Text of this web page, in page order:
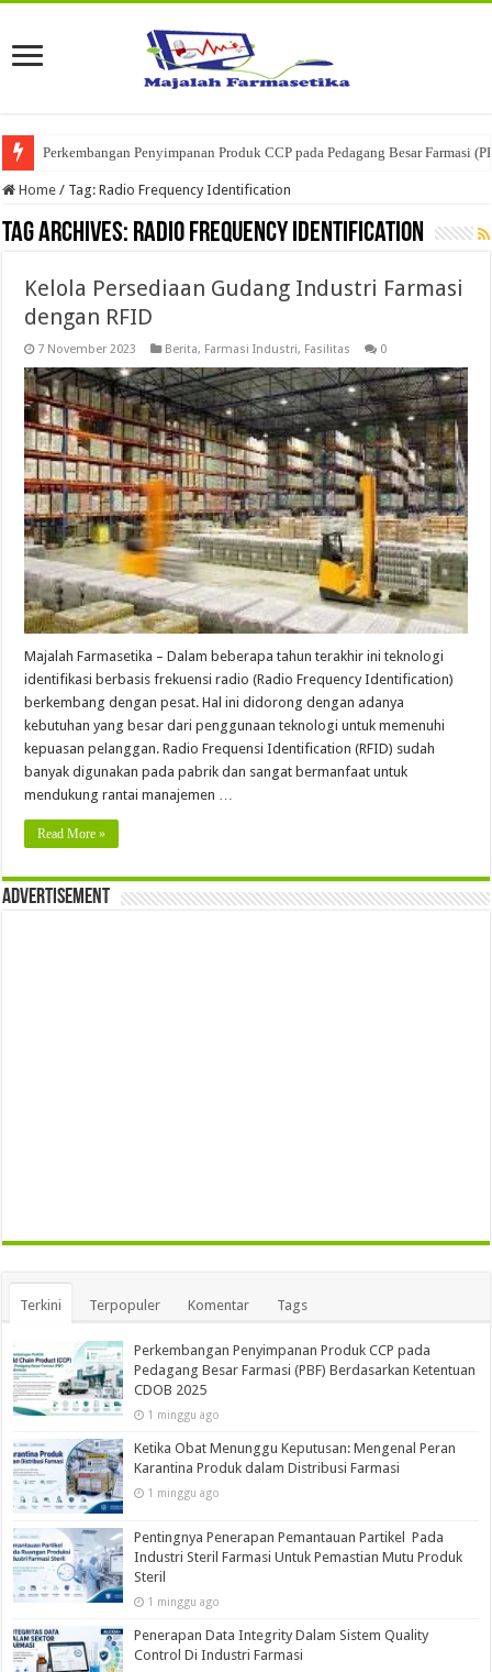
Perkembangan Penyimpanan Produk CCP pada Pedagang Besar Farmasi
Home / Tag:Radio Frequency Identification
Tag Archives: Radio Frequency Identification
Kelola Persediaan Gudang Industri Farmasi
dengan RFID
7 November 2023 Berita, Farmasi Industri, Fasilitas 0
Majalah Farmasetika – Dalam beberapa tahun terakhir ini teknologi
identifikasi berbasis frekuensi radio (Radio Frequency Identification)
berkembang dengan pesat. Hal ini didorong dengan adanya
kebutuhan yang besar dari penggunaan teknologi untuk memenuhi
kepuasan pelanggan. Radio Frequensi Identification (RFID) sudah
banyak digunakan pada pabrik dan sangat bermanfaat untuk
mendukung rantai manajemen …
Read More »
Advertisement
Terkini Terpopuler Komentar Tags
Perkembangan Penyimpanan Produk CCP pada
Pedagang Besar Farmasi (PBF) Berdasarkan Ketentuan
CDOB 2025
1 minggu ago
Ketika Obat Menunggu Keputusan: Mengenal Peran
Karantina Produk dalam Distribusi Farmasi
1 minggu ago
Pentingnya Penerapan Pemantauan Partikel Pada
Industri Steril Farmasi Untuk Pemastian Mutu Produk
Steril
1 minggu ago
Penerapan Data Integrity Dalam Sistem Quality
Control Di Industri Farmasi